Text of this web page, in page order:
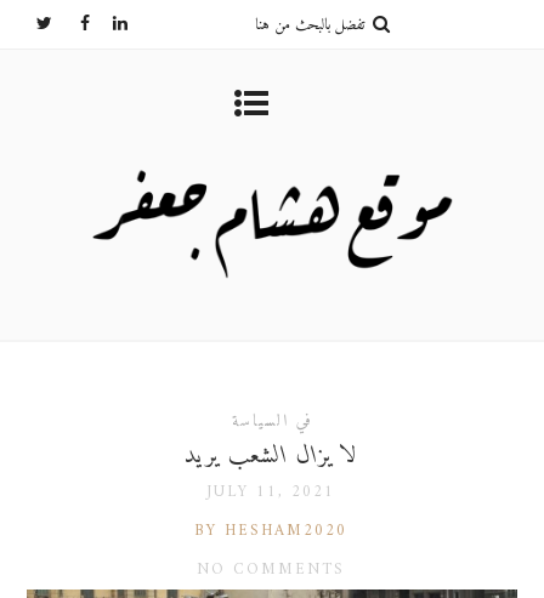
في السياسة
لا يزال الشعب يريد
JULY 11, 2021
BY HESHAM2020
NO COMMENTS